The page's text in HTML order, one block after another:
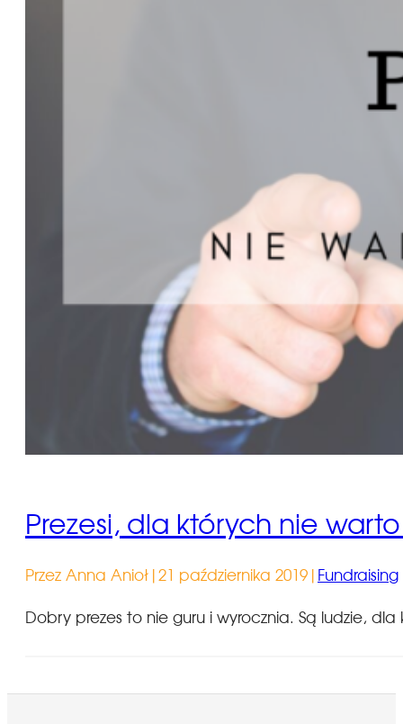
Prezesi, dla których nie
Przez Anna Anioł |21 października 2019 | Fundraising
Dobry prezes to nie guru i wyrocznia. Są ludzie,